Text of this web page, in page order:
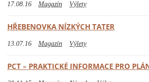
17.08.16 Magazín Výlety
HŘEBENOVKA NÍZKÝCH TATER
13.07.16 Magazín Výlety
PCT – PRAKTICKÉ INFORMACE PRO